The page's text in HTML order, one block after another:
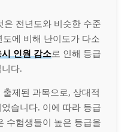
은 전년도와 비슷한 수준
에 비해 난이도가 다소
시 인원 감소로 인해 등급
다.
제된 과목으로, 상대적
습니다. 이에 따라 등급
수험생들이 높은 등급을